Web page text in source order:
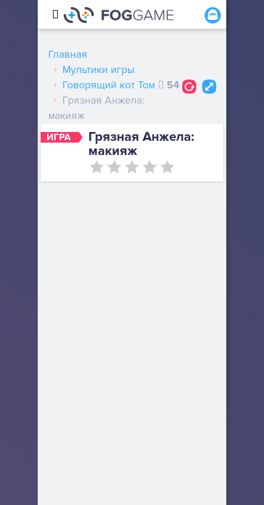
ИГРА
Грязная Анжела:
макияж
Главная
Мультики игры
Говорящий кот Том
Грязная Анжела:
макияж
54